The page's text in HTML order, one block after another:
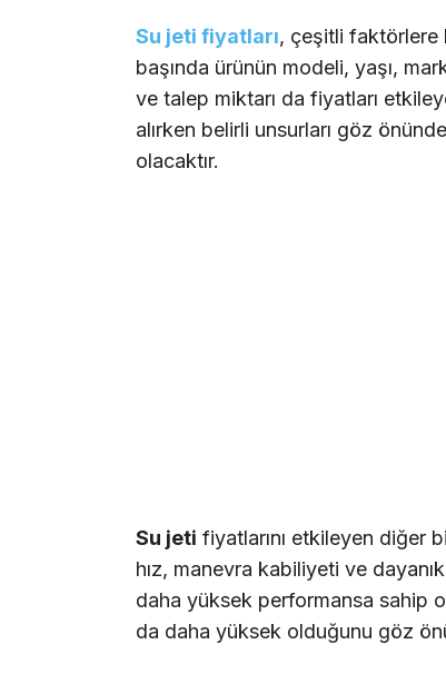
Su jeti fiyatları, çeşitli faktörlere
başında ürünün modeli, yaşı,
ve talep miktarı da fiyatları
alırken belirli unsurları göz
olacaktır.
Su jeti fiyatlarını etkileyen diğer
hız, manevra kabiliyeti ve
daha yüksek performansa sahip
da daha yüksek olduğunu göz